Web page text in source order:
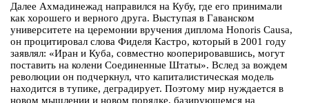
Далее Ахмадинежад направился на Кубу, где его принимали
как хорошего и верного друга. Выступая в Гаванском
университете на церемонии вручения диплома Honoris Causa,
он процитировал слова Фиделя Кастро, который в 2001 году
заявлял: «Иран и Куба, совместно кооперировавшись, могут
поставить на колени Соединенные Штаты». Вслед за вождем
революции он подчеркнул, что капиталистическая модель
находится в тупике, деградирует. Поэтому мир нуждается в
новом мышлении и новом порядке, базирующемся на